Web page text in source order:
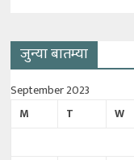
जुन्या बातम्या
September 2023
M
T W